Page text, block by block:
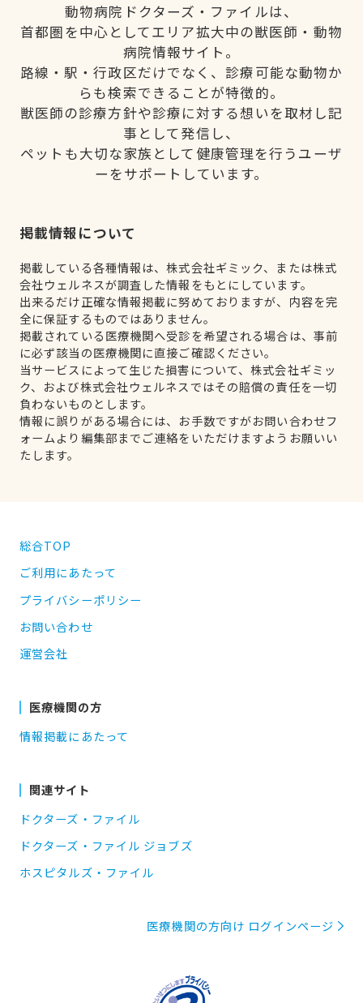
動物病院ドクターズ・ファイルは、
首都圏を中心としてエリア拡大中の獣医師・動物
病院情報サイト。
路線・駅・行政区だけでなく、診療可能な動物か
らも検索できることが特徴的。
獣医師の診療方針や診療に対する想いを取材し記
事として発信し、
ペットも大切な家族として健康管理を行うユーザ
ーをサポートしています。
掲載情報について
掲載している各種情報は、株式会社ギミック、または株式
会社ウェルネスが調査した情報をもとにしています。
出来るだけ正確な情報掲載に努めておりますが、内容を完
全に保証するものではありません。
掲載されている医療機関へ受診を希望される場合は、事前
に必ず該当の医療機関に直接ご確認ください。
当サービスによって生じた損害について、株式会社ギミッ
ク、および株式会社ウェルネスではその賠償の責任を一切
負わないものとします。
情報に誤りがある場合には、お手数ですがお問い合わせフ
ォームより編集部までご連絡をいただけますようお願いい
たします。
総合TOP
ご利用にあたって
プライバシーポリシー
お問い合わせ
運営会社
医療機関の方
情報掲載にあたって
関連サイト
ドクターズ・ファイル
ドクターズ・ファイル ジョブズ
ホスピタルズ・ファイル
医療機関の方向け ログインページ